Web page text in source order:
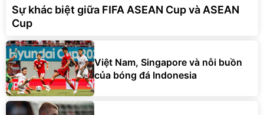
Sự khác biệt giữa FIFA ASEAN Cup và ASEAN
Cup
Việt Nam, Singapore và nỗi buồn
của bóng đá Indonesia